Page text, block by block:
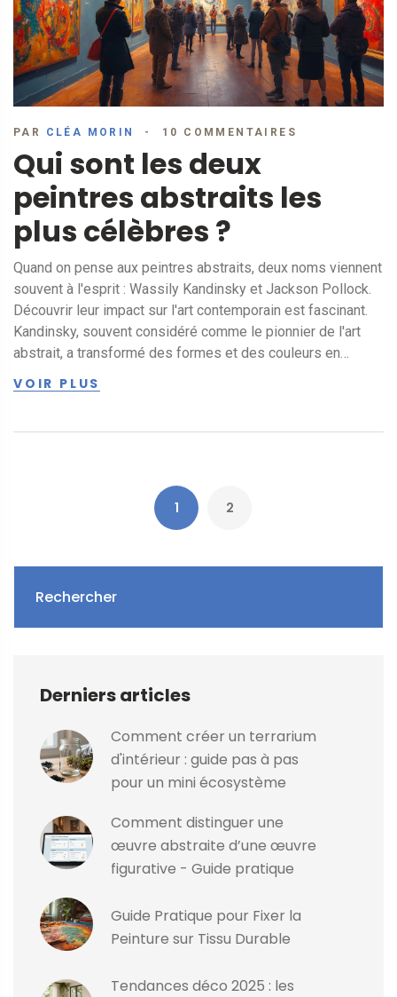
PAR CLÉA MORIN 10 COMMENTAIRES
Qui sont les deux
peintres abstraits les
plus célèbres ?
Quand on pense aux peintres abstraits, deux noms viennent
souvent à l'esprit : Wassily Kandinsky et Jackson Pollock.
Découvrir leur impact sur l'art contemporain est fascinant.
Kandinsky, souvent considéré comme le pionnier de l'art
abstrait, a transformé des formes et des couleurs en
technique avec son style de dripping unique. Ces artistes
partout dans le monde.
VOIR PLUS
1 2
Rechercher
Derniers articles
Comment créer un terrarium
d'intérieur : guide pas à pas
pour un mini écosystème
Comment distinguer une
œuvre abstraite d’une œuvre
figurative - Guide pratique
Guide Pratique pour Fixer la
Peinture sur Tissu Durable
Tendances déco 2025 : les